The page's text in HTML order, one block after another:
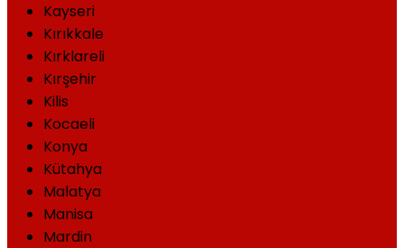
Kayseri
Kırıkkale
Kırklareli
Kırşehir
Kilis
Kocaeli
Konya
Kütahya
Malatya
Manisa
Mardin